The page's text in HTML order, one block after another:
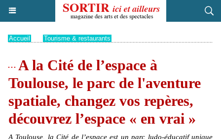
Accueil Tourisme & restaurants
A la Cité de l’espace à
Toulouse, le parc de l'aventure
spatiale, changez vos repères,
découvrez l’espace « en vrai »
A Toulouse, la Cité de l’espace est un parc ludo-éducatif unique